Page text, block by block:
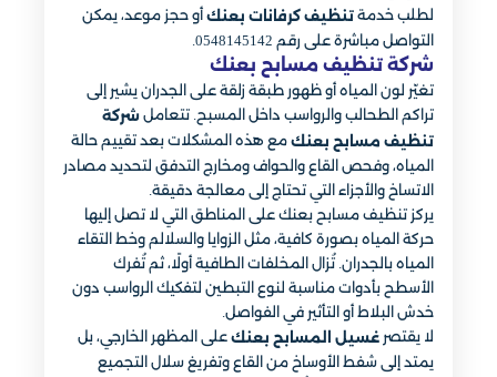
لطلب خدمة تنظيف كرفانات بعنك أو حجز موعد، يمكن
التواصل مباشرة على رقم 0548145142.
شركة تنظيف مسابح بعنك
تغيّر لون المياه أو ظهور طبقة زلقة على الجدران يشير إلى
تراكم الطحالب والرواسب داخل المسبح. تتعامل شركة
تنظيف مسابح بعنك مع هذه المشكلات بعد تقييم حالة
المياه، وفحص القاع والحواف ومخارج التدفق لتحديد مصادر
الاتساخ والأجزاء التي تحتاج إلى معالجة دقيقة.
يركز تنظيف مسابح بعنك على المناطق التي لا تصل إليها
حركة المياه بصورة كافية، مثل الزوايا والسلالم وخط التقاء
المياه بالجدران. تُزال المخلفات الطافية أولًا، ثم تُفرك
الأسطح بأدوات مناسبة لنوع التبطين لتفكيك الرواسب دون
خدش البلاط أو التأثير في الفواصل.
لا يقتصر غسيل المسابح بعنك على المظهر الخارجي، بل
يمتد إلى شفط الأوساخ من القاع وتفريغ سلال التجميع